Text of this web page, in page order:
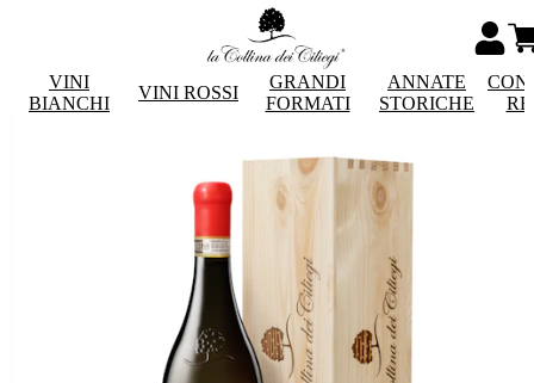
VINI
BIANCHI
VINI ROSSI
GRANDI
FORMATI
ANNATE
STORICHE